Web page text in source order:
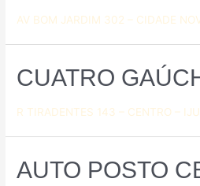
AV BOM JARDIM 302 – CIDADE
CUATRO
R TIRADENTES 143 – CENTRO –
AUTO POSTO